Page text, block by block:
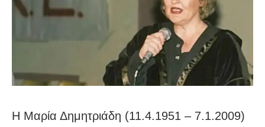
Η Μαρία Δημητριάδη (11.4.1951 – 7.1.2009)